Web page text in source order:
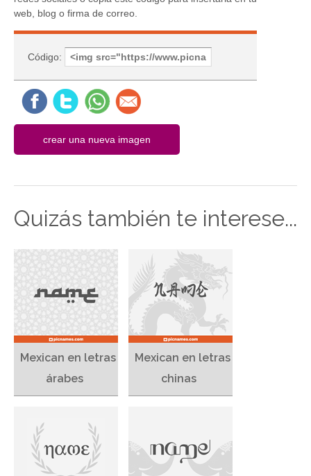
web, blog o firma de correo.
Código:
Quizás también te interese...
Mexican en letras
árabes
Mexican en letras
chinas